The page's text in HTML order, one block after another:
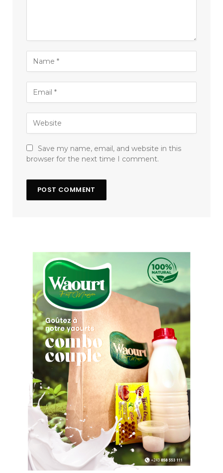
Save my name, email, and website in this
browser for the next time I comment.